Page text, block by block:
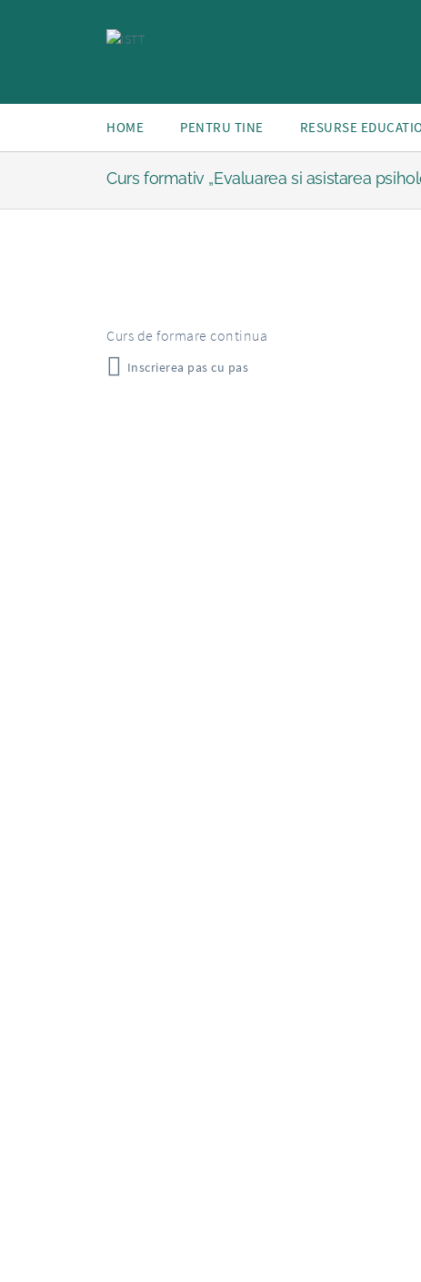
HOME PENTRU TINE RESURSE
Curs formativ „Evaluarea si asistarea
Curs de formare continua
Inscrierea pas cu pas